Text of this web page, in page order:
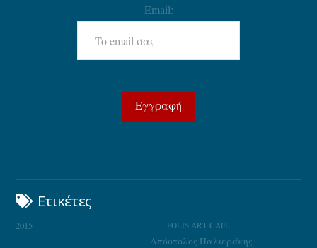
Email:
Ετικέτες
2015 POLIS ART CAFE
Απόστολος Παλιεράκης